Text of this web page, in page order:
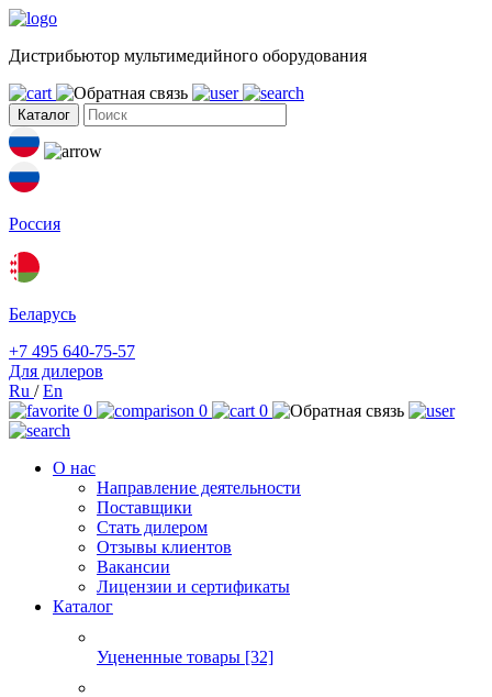
Дистрибьютор мультимедийного оборудования
Каталог
Россия
Беларусь
+7 495 640-75-57
Для дилеров
Ru /En
0
0 0
О нас
Направление деятельности
Поставщики
Стать дилером
Отзывы клиентов
Вакансии
Лицензии и сертификаты
Каталог
Уцененные товары [32]